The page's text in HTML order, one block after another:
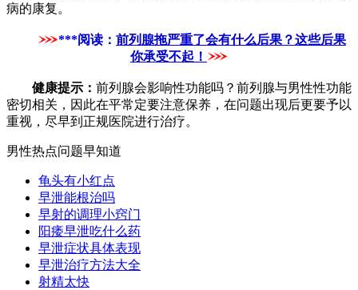
病的康复。
***阅读： 前列腺拖严重了会有什么后果？这些后果
你承受不起！
健康提示： 前列腺会影响性功能吗？前列腺与男性性功能
密切相关，因此在平常定要注意保养，在问题出现后更要予以
重视，尽早到正规医院进行治疗。
男性热点问题早知道
龟头有小红点
早泄能根治吗
早射的调理小窍门
阳痿早泄吃什么药
早泄症状具体表现
早泄治疗方法大全
射精太快